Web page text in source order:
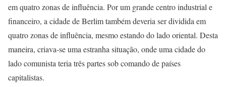
em quatro zonas de influência. Por um grande centro industrial e
financeiro, a cidade de Berlim também deveria ser dividida em
quatro zonas de influência, mesmo estando do lado oriental. Desta
maneira, criava-se uma estranha situação, onde uma cidade do
lado comunista teria três partes sob comando de países
capitalistas.